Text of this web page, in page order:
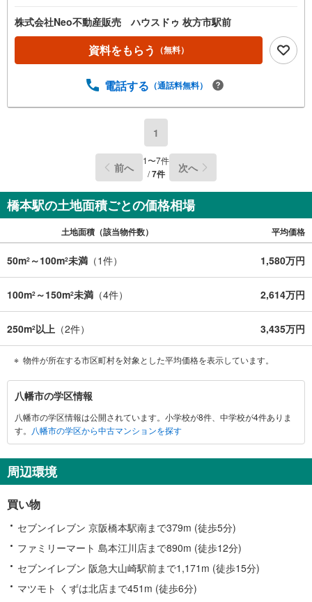
株式会社Neo不動産販売 ハウスドゥ 枚方市駅前
資料をもらう （無料）
電話する （通話料無料）
1
前へ 1〜7件
/7件 次へ
橋本駅の土地面積ごとの価格相場
土地面積（該当物件数） 平均価格
50m2 ～100m2未満 （1件） 1,580万円
100m2 ～150m2未満 （4件） 2,614万円
250m2以上 （2件） 3,435万円
物件が所在する市区町村を対象とした平均価格を表示しています。
八
幡
市
に
す
る
報
八幡市の学区情報
八幡市の学区情報は公開されています。小学校が8件、中学校が4件ありま
す。
八幡市の学区から中古マンションを探す
周辺環境
買い物
セブンイレブン 京阪橋本駅南まで379m (徒歩5分)
ファミリーマート 島本江川店まで890m (徒歩12分)
セブンイレブン 阪急大山崎駅前まで1,171m (徒歩15分)
マツモト くずは北店まで451m (徒歩6分)